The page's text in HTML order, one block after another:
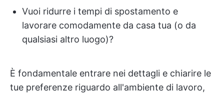
Vuoi ridurre i tempi di spostamento e
lavorare comodamente da casa tua (o da
qualsiasi altro luogo)?
È fondamentale entrare nei dettagli e chiarire le
tue preferenze riguardo all'ambiente di lavoro,